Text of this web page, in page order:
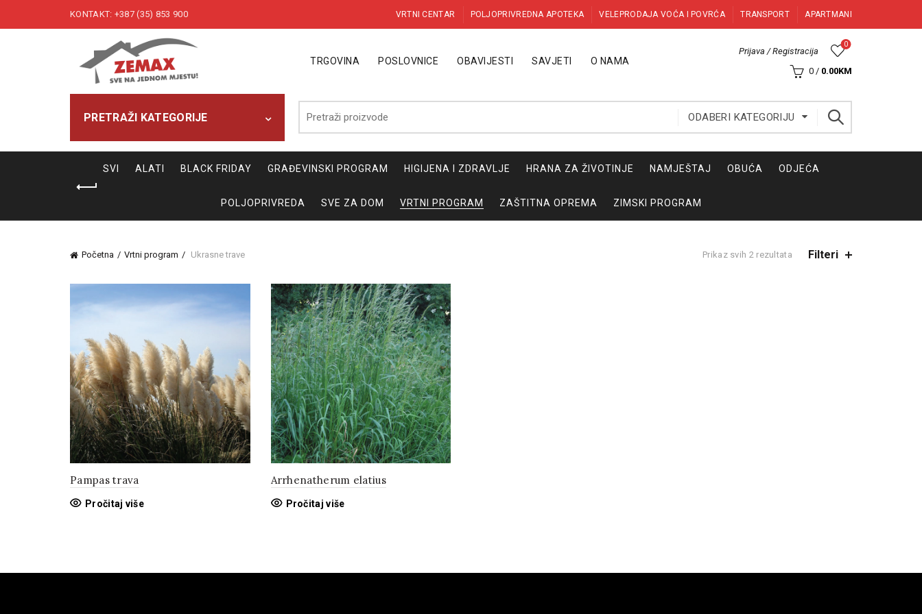
KONTAKT: +387 (35) 853 900 VRTNI CENTAR POLJOPRIVREDNA APOTEKA VELEPRODAJA VOĆA I POVRĆA TRANSPORT APARTMANI
TRGOVINA POSLOVNICE OBAVIJESTI SAVJETI O NAMA
Prijava / Registracija
0
0 / 0.00KM
PRETRAŽI KATEGORIJE ODABERI KATEGORIJU
SVI ALATI BLACK FRIDAY GRAĐEVINSKI PROGRAM HIGIJENA I ZDRAVLJE HRANA ZA ŽIVOTINJE NAMJEŠTAJ OBUĆA ODJEĆA
POLJOPRIVREDA SVE ZA DOM VRTNI PROGRAM ZAŠTITNA OPREMA ZIMSKI PROGRAM
Početna Vrtni program Ukrasne trave Prikaz svih 2 rezultata SortedFilteri
Pampas trava
Pročitaj više
Arrhenatherum elatius
Pročitaj više